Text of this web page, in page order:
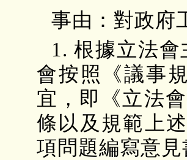
事由：對政府
1. 根據立法
會按照《議事
宜，即《立法
條以及規範上
項問題編寫意見